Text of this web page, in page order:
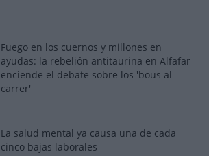
Fuego en los cuernos y millones en
ayudas: la rebelión antitaurina en Alfafar
enciende el debate sobre los 'bous al
carrer'
La salud mental ya causa una de cada
cinco bajas laborales